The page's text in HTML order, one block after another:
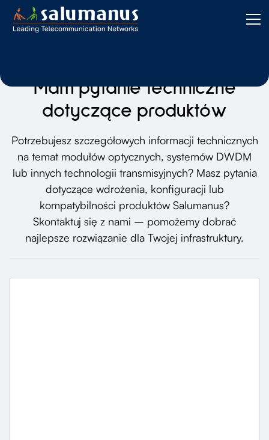
Mam pytanie techniczne
dotyczące produktów
Potrzebujesz szczegółowych informacji technicznych
na temat modułów optycznych, systemów DWDM
lub innych technologii transmisyjnych? Masz pytania
dotyczące wdrożenia, konfiguracji lub
kompatybilności produktów Salumanus?
Skontaktuj się z nami – pomożemy dobrać
najlepsze rozwiązanie dla Twojej infrastruktury.